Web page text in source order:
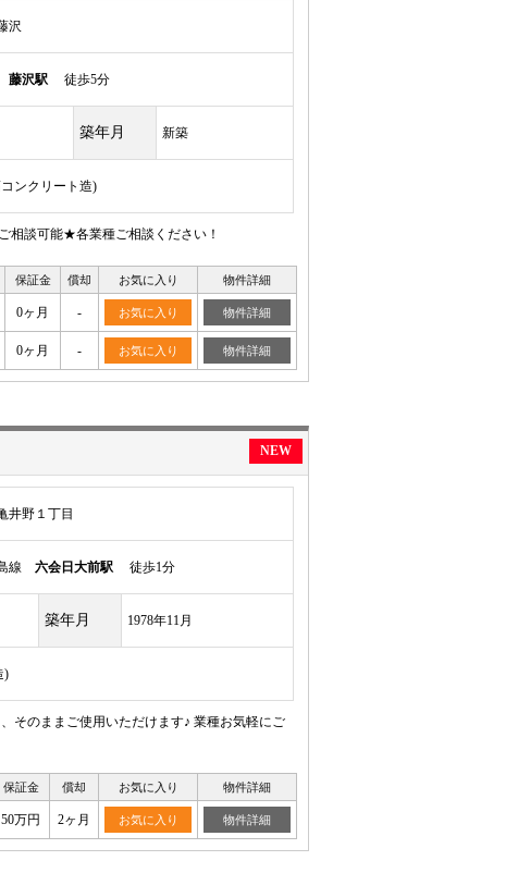
沢
藤沢駅 徒歩5分
築年月 新築
ンクリート造)
相談可能★各業種ご相談ください！
保証金 償却 お気に入り 物件詳細
0ヶ月 - お気に入り 物件詳細
0ヶ月 - お気に入り 物件詳細
NEW
井野１丁目
線 六会日大前駅 徒歩1分
築年月 1978年11月
)
そのままご使用いただけます♪ 業種お気軽にご
保証金 償却 お気に入り 物件詳細
50万円 2ヶ月 お気に入り 物件詳細